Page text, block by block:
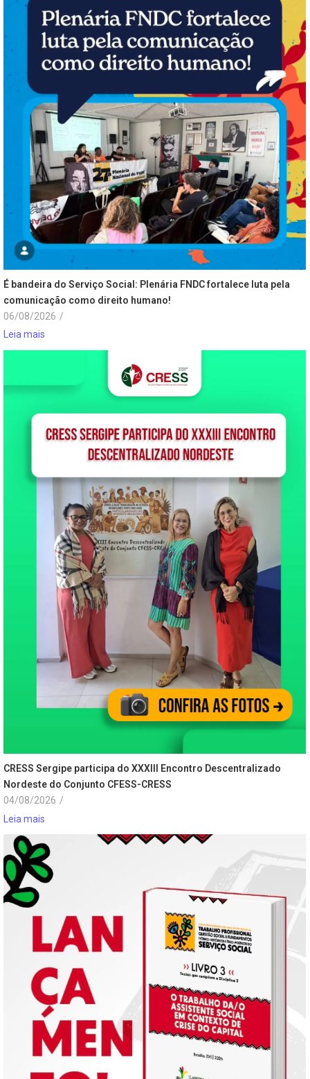
É bandeira do Serviço Social: Plenária FNDC fortalece luta pela
comunicação como direito humano!
06/08/2026 /
Leia mais
CRESS Sergipe participa do XXXIII Encontro Descentralizado
Nordeste do Conjunto CFESS-CRESS
04/08/2026 /
Leia mais